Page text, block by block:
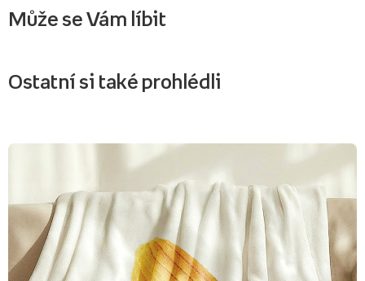
Může se Vám líbit
Ostatní si také prohlédli